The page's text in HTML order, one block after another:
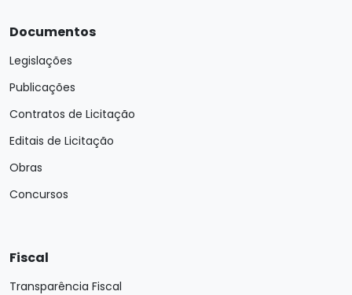
Documentos
Legislações
Publicações
Contratos de Licitação
Editais de Licitação
Obras
Concursos
Fiscal
Transparência Fiscal